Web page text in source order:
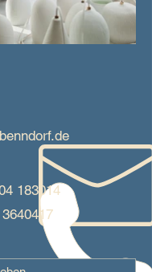
183014